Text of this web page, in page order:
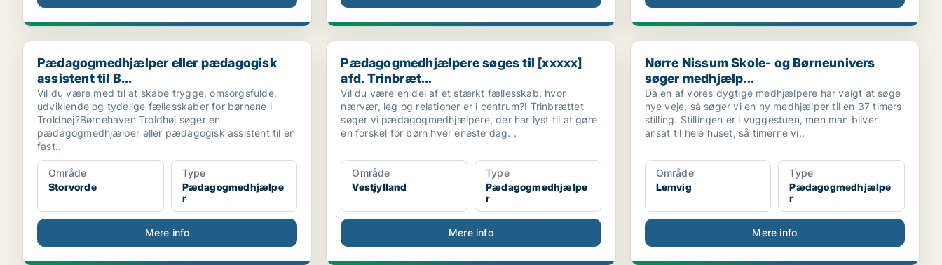
Pædagogmedhjælper eller pædagogisk assistent til B...
Pædagogmedhjælper eller pædagogisk
assistent til B...
Vil du være med til at skabe trygge, omsorgsfulde,
udviklende og tydelige fællesskaber for børnene i
Troldhøj?Børnehaven Troldhøj søger en
pædagogmedhjælper eller pædagogisk assistent til en
fast..
Område
Storvorde
Type
Pædagogmedhjælpe
r
Mere info
Pædagogmedhjælpere søges til [xxxxx] afd. Trinbræt...
Pædagogmedhjælpere søges til [xxxxx]
afd. Trinbræt...
Vil du være en del af et stærkt fællesskab, hvor
nærvær, leg og relationer er i centrum?I Trinbrættet
søger vi pædagogmedhjælpere, der har lyst til at gøre
en forskel for børn hver eneste dag. .
Område
Vestjylland
Type
Pædagogmedhjælpe
r
Mere info
Nørre Nissum Skole- og Børneunivers søger medhjælp...
Nørre Nissum Skole- og Børneunivers
søger medhjælp...
Da en af vores dygtige medhjælpere har valgt at søge
nye veje, så søger vi en ny medhjælper til en 37 timers
stilling. Stillingen er i vuggestuen, men man bliver
ansat til hele huset, så timerne vi..
Område
Lemvig
Type
Pædagogmedhjælpe
r
Mere info